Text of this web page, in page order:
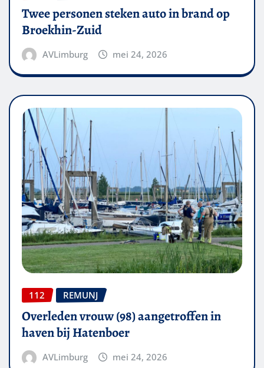
Twee personen steken auto in brand op
Broekhin-Zuid
AVLimburg mei 24, 2026
112 REMUNJ
Overleden vrouw (98) aangetroffen in
haven bij Hatenboer
AVLimburg mei 24, 2026